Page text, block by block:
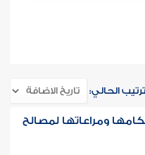
الحالي:
ومراعاتها لمصالح